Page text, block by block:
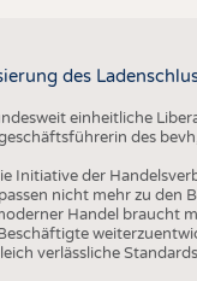
des
einheitliche
des
Initiative der
nicht mehr zu den
Handel braucht
verlässliche